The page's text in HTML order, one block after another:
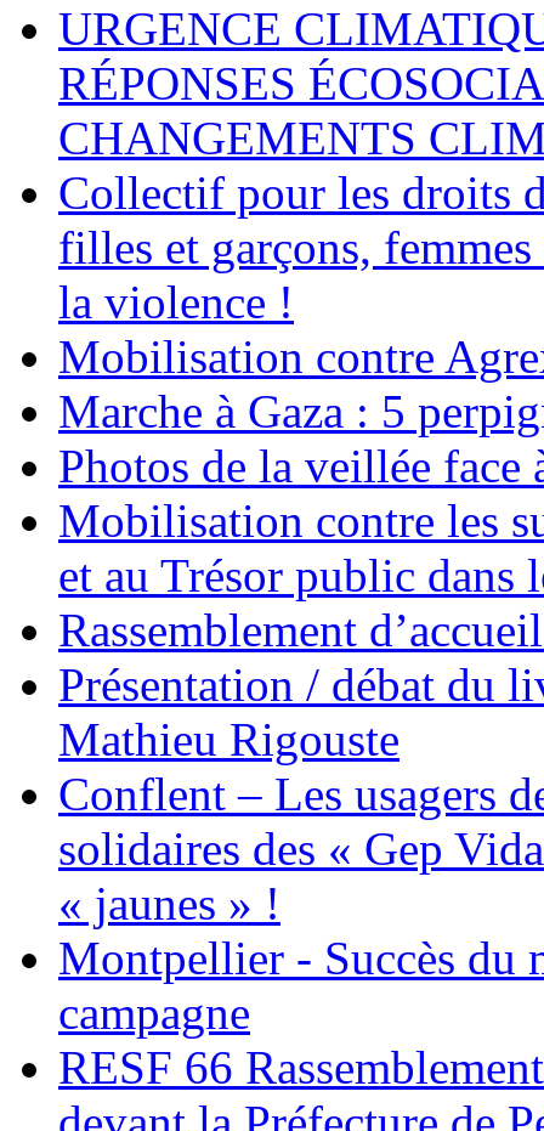
URGENCE
RÉPONSES
CHANGEMENTS
Collectif pour les droits
filles et garçons,
la violence !
Mobilisation contre
Marche à Gaza : 5
Photos de la veillée face
Mobilisation contre les
et au Trésor public dans
Rassemblement
Présentation / débat du
Mathieu Rigouste
Conflent – Les usagers
solidaires des « Gep
« jaunes » !
Montpellier - Succès du
campagne
RESF 66